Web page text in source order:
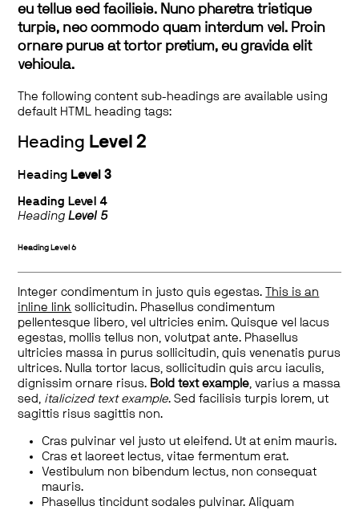
eu tellus sed facilisis. Nunc pharetra tristique
turpis, nec commodo quam interdum vel. Proin
ornare purus at tortor pretium, eu gravida elit
vehicula.
The following content sub-headings are available using
default HTML heading tags:
Heading Level 2
Heading Level 3
Heading Level 4
HeadingLevel 5
Heading Level 6
Integer condimentum in justo quis egestas.
This is an
inline link sollicitudin. Phasellus condimentum
pellentesque libero, vel ultricies enim. Quisque vel lacus
egestas, mollis tellus non, volutpat ante. Phasellus
ultricies massa in purus sollicitudin, quis venenatis purus
ultrices. Nulla tortor lacus, sollicitudin quis arcu iaculis,
dignissim ornare risus. Bold text example, varius a massa
sed, italicized text example. Sed facilisis turpis lorem, ut
sagittis risus sagittis non.
Cras pulvinar vel justo ut eleifend. Ut at enim mauris.
Cras et laoreet lectus, vitae fermentum erat.
Vestibulum non bibendum lectus, non consequat
mauris.
Phasellus tincidunt sodales pulvinar. Aliquam